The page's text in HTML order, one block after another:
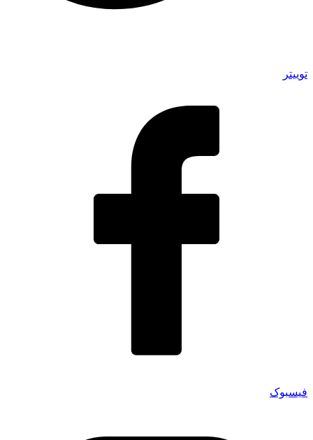
توییتر
فیسبوک